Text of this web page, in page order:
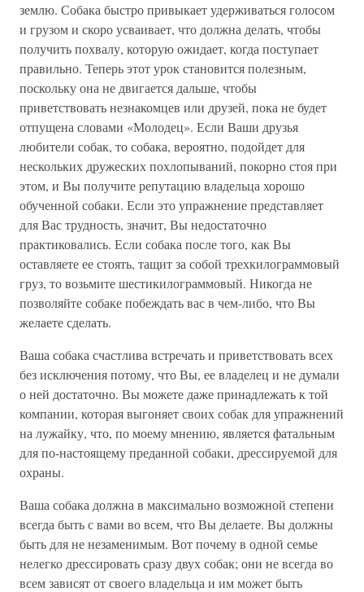
землю. Собака быстро привыкает удерживаться голосом
и грузом и скоро усваивает, что должна делать, чтобы
получить похвалу, которую ожидает, когда поступает
правильно. Теперь этот урок становится полезным,
поскольку она не двигается дальше, чтобы
приветствовать незнакомцев или друзей, пока не будет
отпущена словами «Молодец». Если Ваши друзья
любители собак, то собака, вероятно, подойдет для
нескольких дружеских похлопываний, покорно стоя при
этом, и Вы получите репутацию владельца хорошо
обученной собаки. Если это упражнение представляет
для Вас трудность, значит, Вы недостаточно
практиковались. Если собака после того, как Вы
оставляете ее стоять, тащит за собой трехкилограммовый
груз, то возьмите шестикилограммовый. Никогда не
позволяйте собаке побеждать вас в чем-либо, что Вы
желаете сделать.
Ваша собака счастлива встречать и приветствовать всех
без исключения потому, что Вы, ее владелец и не думали
о ней достаточно. Вы можете даже принадлежать к той
компании, которая выгоняет своих собак для упражнений
на лужайку, что, по моему мнению, является фатальным
для по-настоящему преданной собаки, дрессируемой для
охраны.
Ваша собака должна в максимально возможной степени
всегда быть с вами во всем, что Вы делаете. Вы должны
быть для не незаменимым. Вот почему в одной семье
нелегко дрессировать сразу двух собак; они не всегда во
всем зависят от своего владельца и им может быть